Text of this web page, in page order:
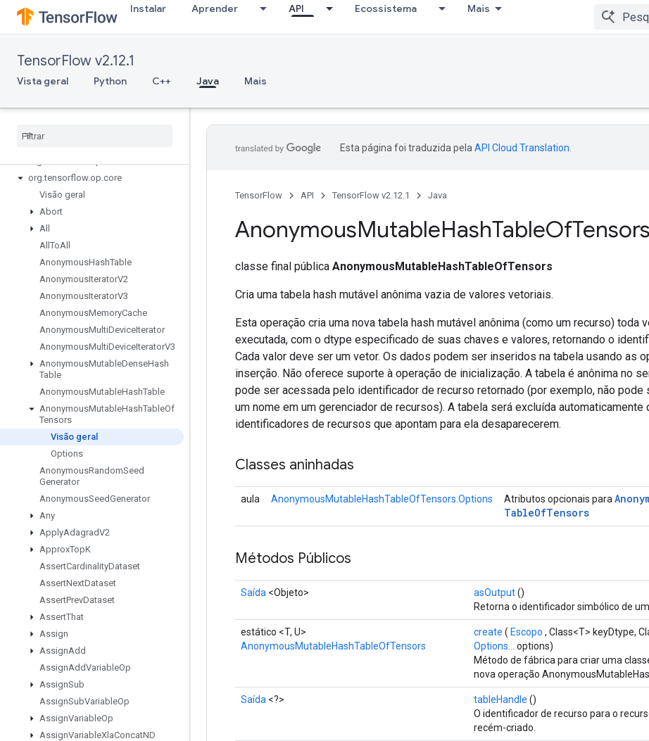
Instalar Aprender API Ecossistema Mais
TensorFlow v2.12.1
Vista geral Python C++ Java Mais
org.tensorflow
org.tensorflow.op.core
Visão geral
Abort
All
All ToAll
AnonymousHashTable
AnonymousIteratorV2
AnonymousIteratorV3
AnonymousMemoryCache
AnonymousMultiDeviceIterator
AnonymousMultiDeviceIteratorV3
AnonymousMutableDenseHash
Table
AnonymousMutableHashTable
AnonymousMutableHashTableOf
Tensors
Visão geral
Options
AnonymousRandomSeed
Generator
AnonymousSeedGenerator
Any
ApplyAdagradV2
ApproxTopK
AssertCardinalityDataset
AssertNextDataset
AssertPrevDataset
AssertThat
Assign
AssignAdd
AssignAddVariableOp
AssignSub
AssignSubVariableOp
AssignVariableOp
AssignVariableXlaConcatND
Esta página foi traduzida pela API Cloud Translation
TensorFlow API TensorFlow v2.12.1 Java
AnonymousMutableHashTableOfTensors
classe final pública AnonymousMutableHashTableOfTensors
Cria uma tabela hash mutável anônima vazia de valores vetoriais.
Esta operação cria uma nova tabela hash mutável anônima (como um recurso) toda
executada, com o dtype especificado de suas chaves e valores, retornando o
Cada valor deve ser um vetor. Os dados podem ser inseridos na tabela usando as
inserção. Não oferece suporte à operação de inicialização. A tabela é anônima no
pode ser acessada pelo identificador de recurso retornado (por exemplo, não pode
um nome em um gerenciador de recursos). A tabela será excluída automaticamente
identificadores de recursos que apontam para ela desaparecerem.
Classes aninhadas
aula AnonymousMutableHashTableOfTensors.Options Atributos opcionais para
TableOfTensors
Métodos Públicos
Saída <Objeto> asOutput()
Retorna o identificador simbólico de
estático <T, U>
AnonymousMutableHashTableOfTensors
create ( Escopo , Class<T> keyDtype,
Options...
options)
Método de fábrica para criar uma
nova operação
Saída <?> tableHandle ()
O identificador de recurso para o
recém-criado.